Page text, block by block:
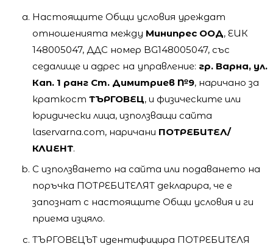
Настоящите Общи условия уреждат
отношенията между Минипрес ООД, ЕИК
148005047, ДДС номер BG148005047, със
седалище и адрес на управление: гр. Варна, ул.
Кап. 1 ранг Ст. Димитриев №9, наричано за
краткост ТЪРГОВЕЦ, и физическите или
юридически лица, използващи сайта
laservarna.com, наричани ПОТРЕБИТЕЛ/
КЛИЕНТ.
С използването на сайта или подаването на
поръчка ПОТРЕБИТЕЛЯТ декларира, че е
запознат с настоящите Общи условия и ги
приема изцяло.
ТЪРГОВЕЦЪТ идентифицира ПОТРЕБИТЕЛЯ